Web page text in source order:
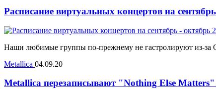
Расписание виртуальных концертов на
Наши любимые группы по-прежнему не гастролируют из-за
Metallica 04.09.20
Metallica перезаписывают "Nothing Else